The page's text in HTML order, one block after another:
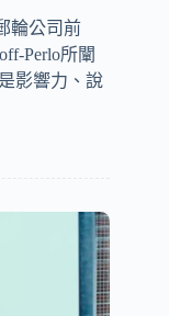
輪公司前
Perlo所闡
影響力、說